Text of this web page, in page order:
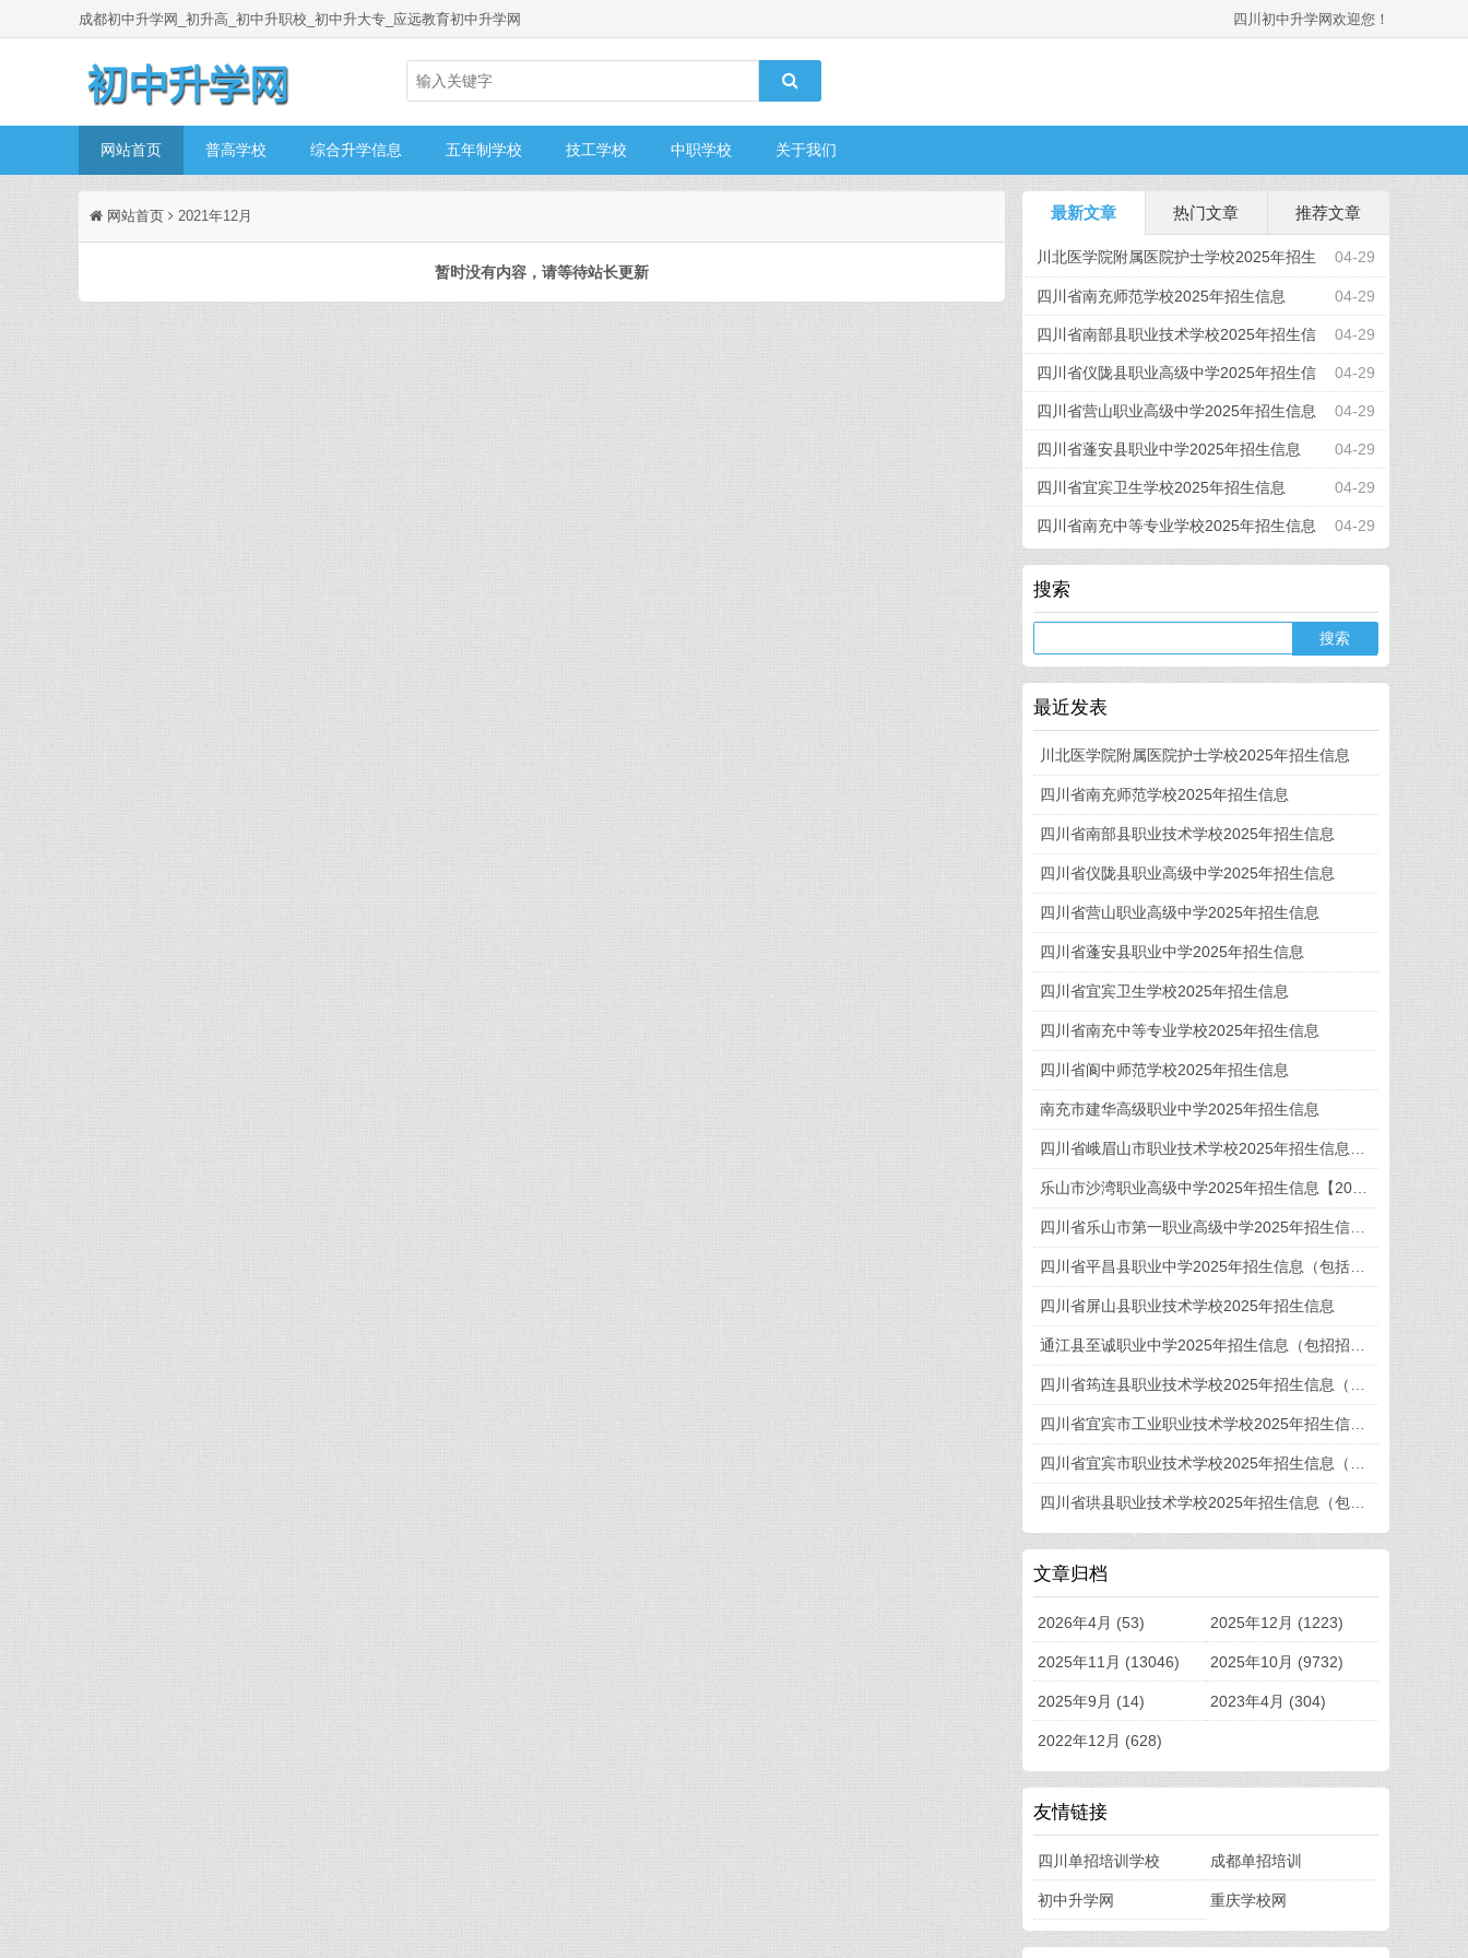
成都初中升学网_初升高_初中升职校_初中升大专_应远教育初中升学网 四川初中升学网欢迎您！
网站首页 普高学校 综合升学信息 五年制学校 技工学校 中职学校 关于我们
网站首页 2021年12月
暂时没有内容，请等待站长更新
最新文章 热门文章 推荐文章
04-29
川北医学院附属医院护士学校2025年招生
信息 04-29
四川省南充师范学校2025年招生信息
04-29
四川省南部县职业技术学校2025年招生信
息 04-29
四川省仪陇县职业高级中学2025年招生信
息 04-29
四川省营山职业高级中学2025年招生信息
04-29
四川省蓬安县职业中学2025年招生信息
04-29
四川省宜宾卫生学校2025年招生信息
04-29
四川省南充中等专业学校2025年招生信息
搜索
最近发表
川北医学院附属医院护士学校2025年招生信息
四川省南充师范学校2025年招生信息
四川省南部县职业技术学校2025年招生信息
四川省仪陇县职业高级中学2025年招生信息
四川省营山职业高级中学2025年招生信息
四川省蓬安县职业中学2025年招生信息
四川省宜宾卫生学校2025年招生信息
四川省南充中等专业学校2025年招生信息
四川省阆中师范学校2025年招生信息
南充市建华高级职业中学2025年招生信息
四川省屏山县职业技术学校2025年招生信息
文章归档
2026年4月 (53) 2025年12月 (1223)
2025年11月 (13046) 2025年10月 (9732)
2025年9月 (14) 2023年4月 (304)
2022年12月 (628)
友情链接
四川单招培训学校 成都单招培训
初中升学网 重庆学校网